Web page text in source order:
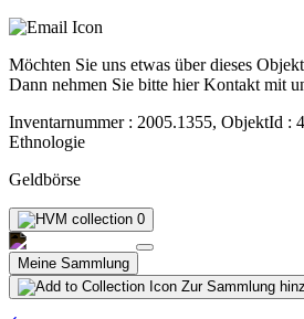
Möchten Sie uns etwas über dieses
Dann nehmen Sie bitte hier Kontakt mit
Inventarnummer : 2005.1355, ObjektId :
Ethnologie
Geldbörse
0
Meine Sammlung
Zur Sammlung